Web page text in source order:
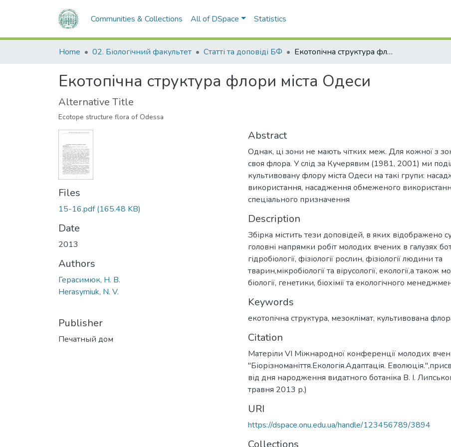
Communities & Collections All of DSpace Statistics
Home 02. Біологічний факультет Статті та доповіді БФ Екотопічна структура флори міста Одеси
Екотопічна структура флори міста Одеси
Alternative Title
Ecotope structure flora of Odessa
Files
15-16.pdf(165.48 KB)
Date
2013
Authors
Герасимюк, Н. В.
Herasymiuk, N. V.
Publisher
Печатный дом
Abstract
Однак, ці зони не мають чітких меж. Для кожної з
своя флора. У слід за Кучерявим (1981, 2001) ми
культивовану флору міста Одеси на такі групи:
використання, насадження обмеженого
спеціального призначення
Description
Збірка містить тези доповідей, в яких відображено
головні напрямки робіт молодих вчених в галузях
гідробіології, фізіології рослин, фізіології людини та
тварин,мікробіології та вірусології, екології,а також
біології, генетики, біохімії та екологічного
Keywords
екотопічна структура, мезоклімат, культивована
Citation
Матеріли VI Міжнародної конференції молодих
"Біорізноманіття.Екологія.Адаптація.
від дня народження видатного ботаніка В. І.
травня 2013 р.)
URI
https://dspace.onu.edu.ua/handle/123456789/3894
Collections